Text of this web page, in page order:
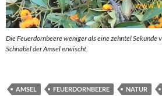
Die Feuerdornbeere weniger als eine zehntel Sekunde
Schnabel der Amsel erwischt.
AMSEL FEUERDORNBEERE NATUR